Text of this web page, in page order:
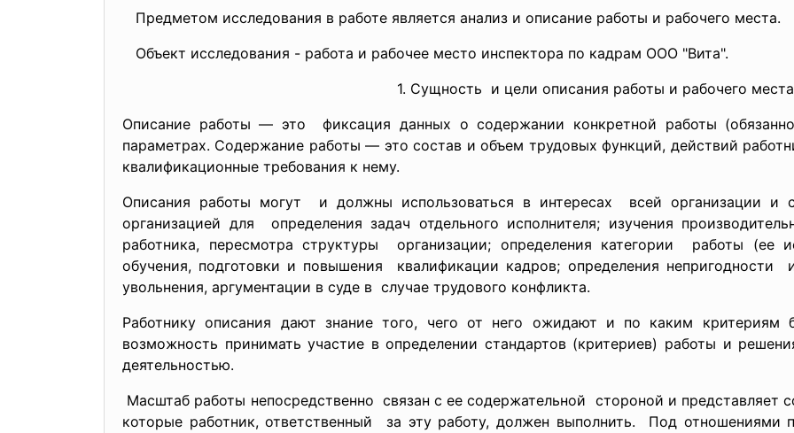
Предметом исследования в работе является анализ и описание работы и рабочего места.
Объект исследования - работа и рабочее место инспектора по кадрам ООО "Вита".
1. Сущность и цели описания работы и рабочего места
Описание работы — это фиксация данных о содержании конкретной работы
параметрах. Содержание работы — это состав и объем трудовых функций, действий
квалификационные требования к нему.
Описания работы могут и должны использоваться в интересах всей организации и
организацией для определения задач отдельного исполнителя; изучения
работника, пересмотра структуры организации; определения категории работы (ее
обучения, подготовки и повышения квалификации кадров; определения непригодности
увольнения, аргументации в суде в случае трудового конфликта.
Работнику описания дают знание того, чего от него ожидают и по каким критериям
возможность принимать участие в определении стандартов (критериев) работы и
деятельностью.
Масштаб работы непосредственно связан с ее содержательной стороной и представляет
которые работник, ответственный за эту работу, должен выполнить. Под отношениями